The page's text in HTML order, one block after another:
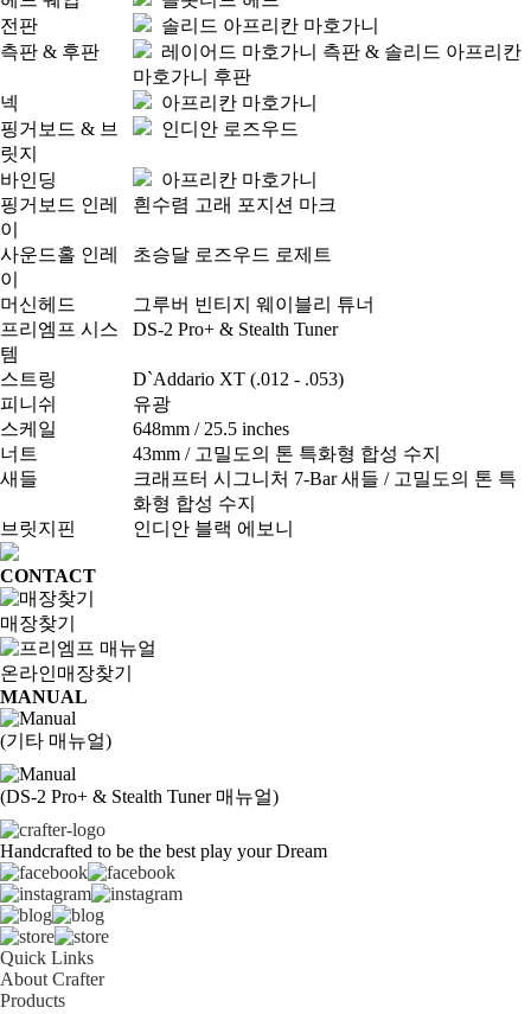
전판
솔리드 아프리칸 마호가니
측판 & 후판
레이어드 마호가니 측판 & 솔리드 아프리칸
마호가니 후판
넥
아프리칸 마호가니
핑거보드 & 브
릿지
인디안 로즈우드
바인딩
아프리칸 마호가니
핑거보드 인레
이
흰수렴 고래 포지션 마크
사운드홀 인레
이
초승달 로즈우드 로제트
머신헤드
그루버 빈티지 웨이블리 튜너
프리엠프 시스
템
DS-2 Pro+ & Stealth Tuner
스트링
D`Addario XT (.012 - .053)
피니쉬
유광
스케일
648mm / 25.5 inches
너트
43mm / 고밀도의 톤 특화형 합성 수지
새들
크래프터 시그니처 7-Bar 새들 / 고밀도의 톤 특
화형 합성 수지
브릿지핀
인디안 블랙 에보니
CONTACT
매장찾기
온라인매장찾기
MANUAL
(기타 매뉴얼)
(DS-2 Pro+ & Stealth Tuner 매뉴얼)
Handcrafted to be the best play your Dream
Quick Links
About Crafter
Products